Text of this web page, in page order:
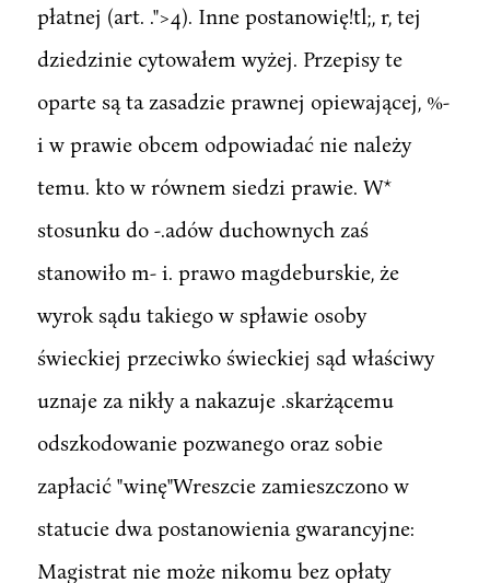
płatnej (art. .">4). Inne postanowię!tl;, r, tej
dziedzinie cytowałem wyżej. Przepisy te
oparte są ta zasadzie prawnej opiewającej, %-
i w prawie obcem odpowiadać nie należy
temu. kto w równem siedzi prawie. W*
stosunku do -.adów duchownych zaś
stanowiło m- i. prawo magdeburskie, że
wyrok sądu takiego w spławie osoby
świeckiej przeciwko świeckiej sąd właściwy
uznaje za nikły a nakazuje .skarżącemu
odszkodowanie pozwanego oraz sobie
zapłacić "winę"Wreszcie zamieszczono w
statucie dwa postanowienia gwarancyjne:
Magistrat nie może nikomu bez opłaty